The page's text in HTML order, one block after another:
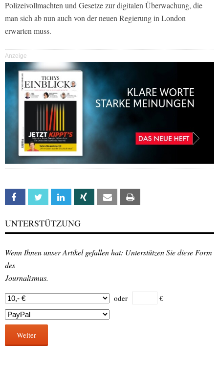
Polizeivollmachten und Gesetze zur digitalen Überwachung, die
man sich ab nun auch von der neuen Regierung in London
erwarten muss.
Anzeige
Facebook Twitter Linkedin Xing Email
UNTERSTÜTZUNG
Wenn Ihnen unser Artikel gefallen hat: Unterstützen Sie diese Form
des
Journalismus.
oder €
Weiter